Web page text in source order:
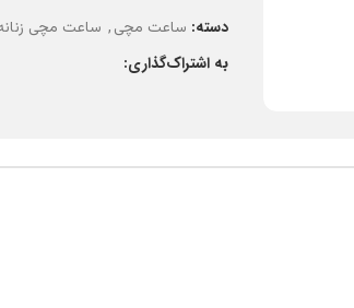
دسته: ساعت مچی, ساعت مچی
به اشتراک‌گذاری: